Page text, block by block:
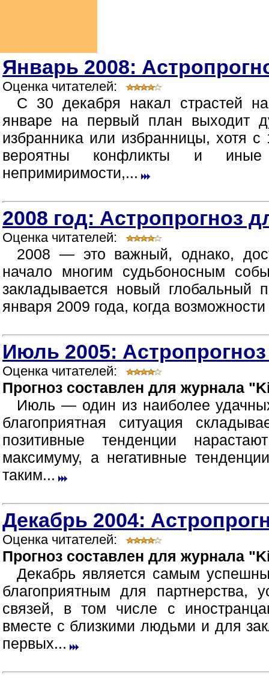
Январь 2008:
Оценка читателей:
С 30 декабря накал страстей
январе на первый план выходит
избранника или избранницы, хотя
вероятны конфликты и иные
непримиримости,...
2008 год: Астропрогноз
Оценка читателей:
2008 — это важный, однако,
начало многим судьбоносным
закладывается новый глобальный
января 2009 года, когда
Июль 2005:
Оценка читателей:
Прогноз составлен для журнала
Июль — один из наиболее
благоприятная ситуация
позитивные тенденции
максимуму, а негативные
таким...
Декабрь 2004:
Оценка читателей:
Прогноз составлен для журнала
Декабрь является самым
благоприятным для партнерства,
связей, в том числе с
вместе с близкими людьми и для
первых...